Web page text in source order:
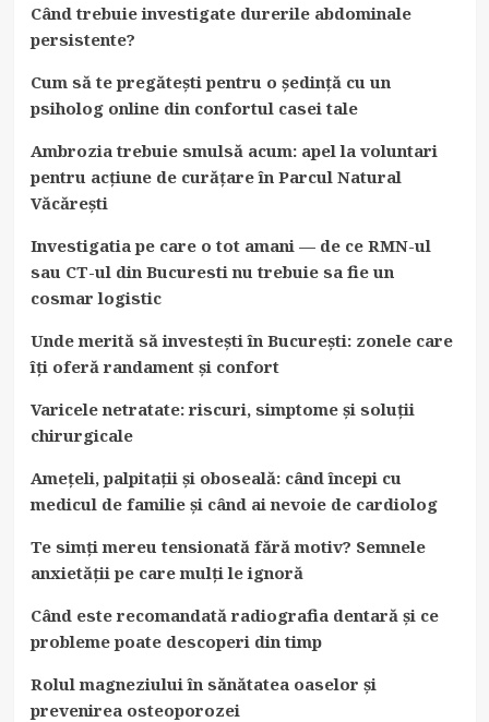
Când trebuie investigate durerile abdominale
persistente?
Cum să te pregătești pentru o ședință cu un
psiholog online din confortul casei tale
Ambrozia trebuie smulsă acum: apel la voluntari
pentru acțiune de curățare în Parcul Natural
Văcărești
Investigatia pe care o tot amani — de ce RMN-ul
sau CT-ul din Bucuresti nu trebuie sa fie un
cosmar logistic
Unde merită să investești în București: zonele care
îți oferă randament și confort
Varicele netratate: riscuri, simptome și soluții
chirurgicale
Amețeli, palpitații și oboseală: când începi cu
medicul de familie și când ai nevoie de cardiolog
Te simți mereu tensionată fără motiv? Semnele
anxietății pe care mulți le ignoră
Când este recomandată radiografia dentară și ce
probleme poate descoperi din timp
Rolul magneziului în sănătatea oaselor și
prevenirea osteoporozei